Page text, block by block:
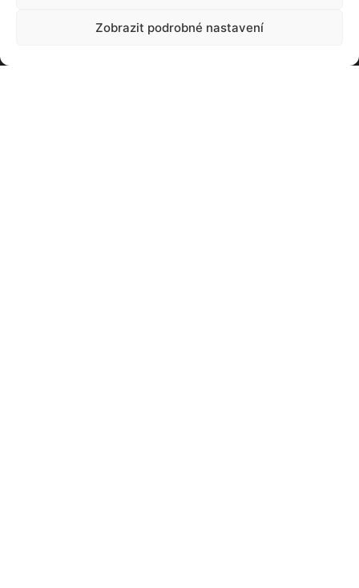
Zobrazit podrobné nastavení